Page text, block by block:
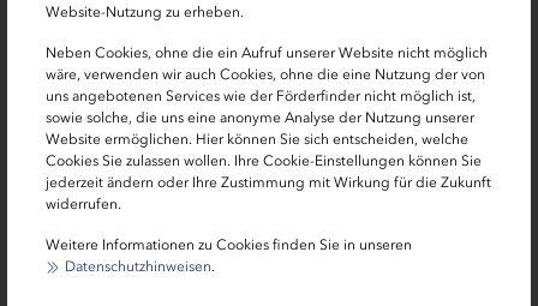
Website-Nutzung zu erheben.
Neben Cookies, ohne die ein Aufruf unserer Website nicht möglich
wäre, verwenden wir auch Cookies, ohne die eine Nutzung der von
uns angebotenen Services wie der Förderfinder nicht möglich ist,
sowie solche, die uns eine anonyme Analyse der Nutzung unserer
Website ermöglichen. Hier können Sie sich entscheiden, welche
Cookies Sie zulassen wollen. Ihre Cookie-Einstellungen können Sie
jederzeit ändern oder Ihre Zustimmung mit Wirkung für die Zukunft
widerrufen.
Weitere Informationen zu Cookies finden Sie in unseren
Datenschutzhinweisen.
Beteiligungskapital
InnoGrowth SH (befristet bis 31.07.2027)
Stärkung des wirtschaftlichen Eigenkapitals
Verbesserung des Unternehmensratings bei
Banken
Verbesserung der Ausgangslage zur Beschaffung